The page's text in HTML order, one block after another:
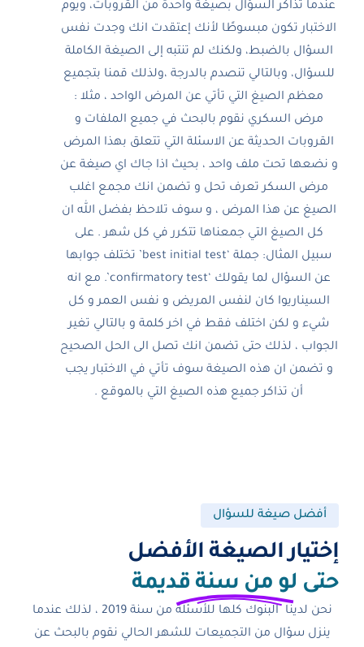
عندما تذاكر السؤال بصيغة واحدة من القروبات، ويوم
الاختبار تكون مبسوطًا لأنك إعتقدت انك وجدت نفس
السؤال بالضبط، ولكنك لم تنتبه إلى الصيغة الكاملة
للسؤال، وبالتالي تنصدم بالدرجة ،ولذلك قمنا بتجميع
معظم الصيغ التي تأتي عن المرض الواحد ، مثلا :
مرض السكري نقوم بالبحث في جميع الملفات و
القروبات الحديثة عن الاسئلة التي تتعلق بهذا المرض
و نضعها تحت ملف واحد ، بحيث اذا جاك اي صيغة عن
مرض السكر تعرف تحل و تضمن انك مجمع اغلب
الصيغ عن هذا المرض ، و سوف تلاحظ بفضل الله ان
كل الصيغ التي جمعناها تتكرر في كل شهر . على
سبيل المثال: جملة ‘best initial test’ تختلف جوابها
عن السؤال لما يقولك ‘confirmatory test’. مع انه
السيناريوا كان لنفس المريض و نفس العمر و كل
شيء و لكن اختلف فقط في اخر كلمة و بالتالي تغير
الجواب ، لذلك حتى تضمن انك تصل الى الحل الصحيح
و تضمن ان هذه الصيغة سوف تأتي في الاختبار يجب
أن تذاكر جميع هذه الصيغ التي بالموقع .
أفضل صيغة للسؤال
إختيار الصيغة الأفضل​
حتى لو من سنة قديمة
نحن لدينا البنوك كلها للأسئلة من سنة 2019 ، لذلك عندما
ينزل سؤال من التجميعات للشهر الحالي نقوم بالبحث عن